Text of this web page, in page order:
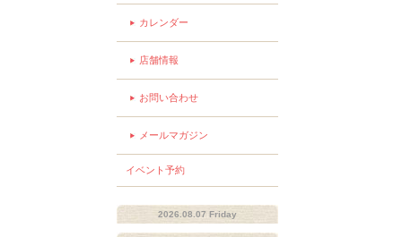
カレンダー
店舗情報
お問い合わせ
メールマガジン
イベント予約
2026.08.07 Friday